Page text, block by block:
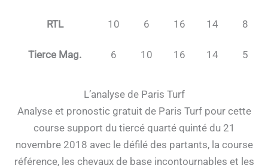
RTL 10 6 16 14 8
Tierce Mag. 6 10 16 14 5
L’analyse de Paris Turf
Analyse et pronostic gratuit de Paris Turf pour cette
course support du tiercé quarté quinté du 21
novembre 2018 avec le défilé des partants, la course
référence, les chevaux de base incontournables et les